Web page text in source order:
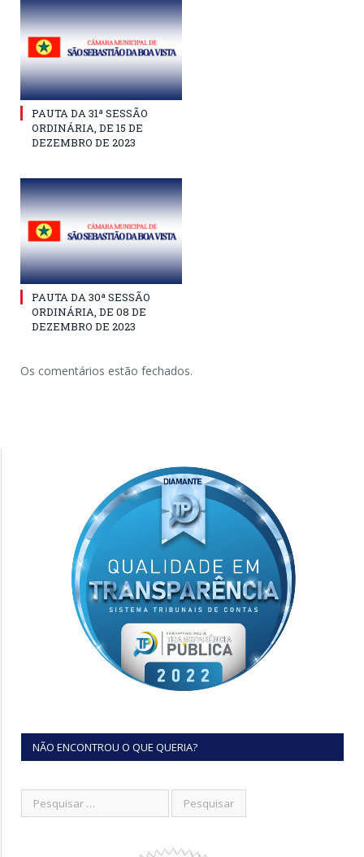
PAUTA DA 31ª SESSÃO
ORDINÁRIA, DE 15 DE
DEZEMBRO DE 2023
PAUTA DA 30ª SESSÃO
ORDINÁRIA, DE 08 DE
DEZEMBRO DE 2023
Os comentários estão fechados.
NÃO ENCONTROU O QUE QUERIA?